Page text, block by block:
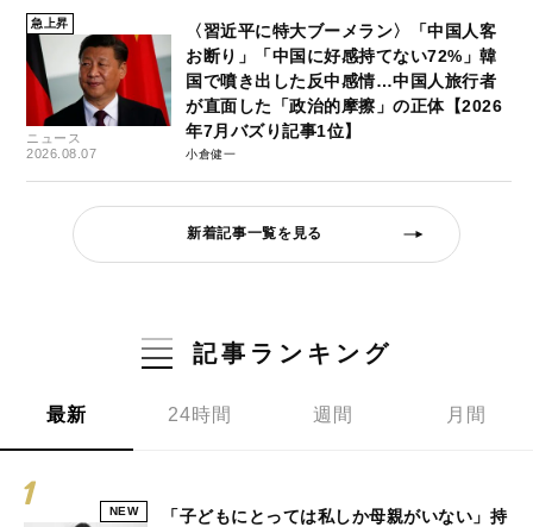
急上昇
ニュース
2026.08.07
〈習近平に特大ブーメラン〉「中国人客
お断り」「中国に好感持てない72%」韓
国で噴き出した反中感情…中国人旅行者
が直面した「政治的摩擦」の正体【2026
年7月バズり記事1位】
小倉健一
新着記事一覧を見る
記事ランキング
最新 24時間 週間 月間
NEW
「子どもにとっては私しか母親がいない」持